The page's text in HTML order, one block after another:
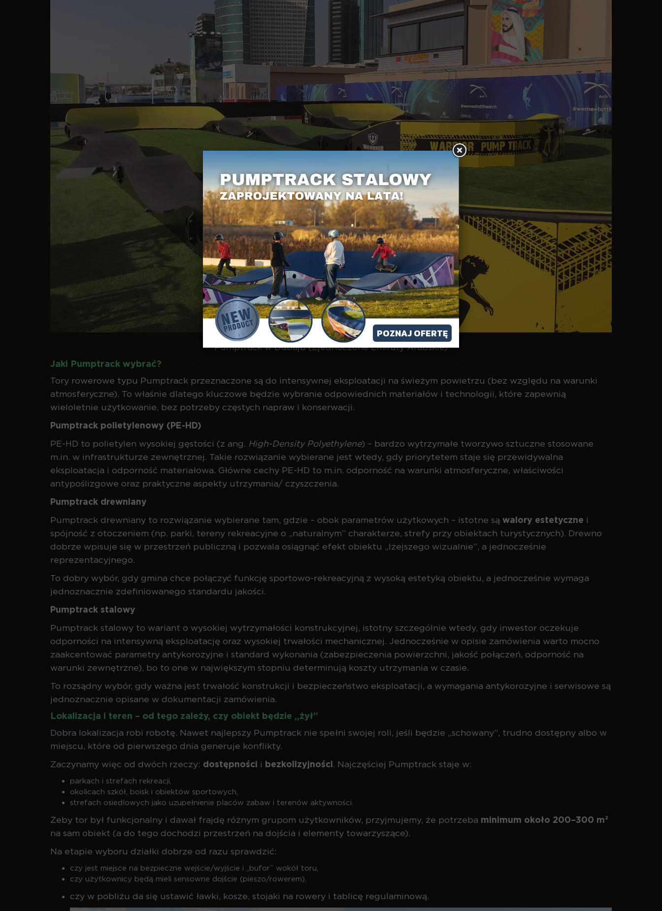
Pumptrack w Dubaju (Zjednoczone Emiraty Arabskie)
Jaki Pumptrack wybrać?
Tory rowerowe typu Pumptrack przeznaczone są do intensywnej eksploatacji na świeżym powietrzu (bez względu na warunki
atmosferyczne). To właśnie dlatego kluczowe będzie wybranie odpowiednich materiałów i technologii, które zapewnią
wieloletnie użytkowanie, bez potrzeby częstych napraw i konserwacji.
Pumptrack polietylenowy (PE-HD)
PE-HD to polietylen wysokiej gęstości (z ang. High-Density Polyethylene) – bardzo wytrzymałe tworzywo sztuczne stosowane
m.in. w infrastrukturze zewnętrznej. Takie rozwiązanie wybierane jest wtedy, gdy priorytetem staje się przewidywalna
eksploatacja i odporność materiałowa. Główne cechy PE-HD to m.in. odporność na warunki atmosferyczne, właściwości
antypoślizgowe oraz praktyczne aspekty utrzymania/ czyszczenia.
Pumptrack drewniany
Pumptrack drewniany to rozwiązanie wybierane tam, gdzie – obok parametrów użytkowych – istotne są walory estetyczne i
spójność z otoczeniem (np. parki, tereny rekreacyjne o „naturalnym” charakterze, strefy przy obiektach turystycznych). Drewno
dobrze wpisuje się w przestrzeń publiczną i pozwala osiągnąć efekt obiektu „lżejszego wizualnie”, a jednocześnie
reprezentacyjnego.
To dobry wybór, gdy gmina chce połączyć funkcję sportowo-rekreacyjną z wysoką estetyką obiektu, a jednocześnie wymaga
jednoznacznie zdefiniowanego standardu jakości.
Pumptrack stalowy
Pumptrack stalowy to wariant o wysokiej wytrzymałości konstrukcyjnej, istotny szczególnie wtedy, gdy inwestor oczekuje
odporności na intensywną eksploatację oraz wysokiej trwałości mechanicznej. Jednocześnie w opisie zamówienia warto mocno
zaakcentować parametry antykorozyjne i standard wykonania (zabezpieczenia powierzchni, jakość połączeń, odporność na
warunki zewnętrzne), bo to one w największym stopniu determinują koszty utrzymania w czasie.
To rozsądny wybór, gdy ważna jest trwałość konstrukcji i bezpieczeństwo eksploatacji, a wymagania antykorozyjne i serwisowe są
jednoznacznie opisane w dokumentacji zamówienia.
Lokalizacja i teren – od tego zależy, czy obiekt będzie „żył”
Dobra lokalizacja robi robotę. Nawet najlepszy Pumptrack nie spełni swojej roli, jeśli będzie „schowany”, trudno dostępny albo w
miejscu, które od pierwszego dnia generuje konflikty.
Zaczynamy więc od dwóch rzeczy: dostępności i bezkolizyjności. Najczęściej Pumptrack staje w:
parkach i strefach rekreacji,
okolicach szkół, boisk i obiektów sportowych,
strefach osiedlowych jako uzupełnienie placów zabaw i terenów aktywności.
Żeby tor był funkcjonalny i dawał frajdę różnym grupom użytkowników, przyjmujemy, że potrzeba minimum około 200–300 m²
na sam obiekt (a do tego dochodzi przestrzeń na dojścia i elementy towarzyszące).
Na etapie wyboru działki dobrze od razu sprawdzić:
czy jest miejsce na bezpieczne wejście/wyjście i „bufor” wokół toru,
czy użytkownicy będą mieli sensowne dojście (pieszo/rowerem),
czy w pobliżu da się ustawić ławki, kosze, stojaki na rowery i tablicę regulaminową.
POZNAJ OFERTĘ